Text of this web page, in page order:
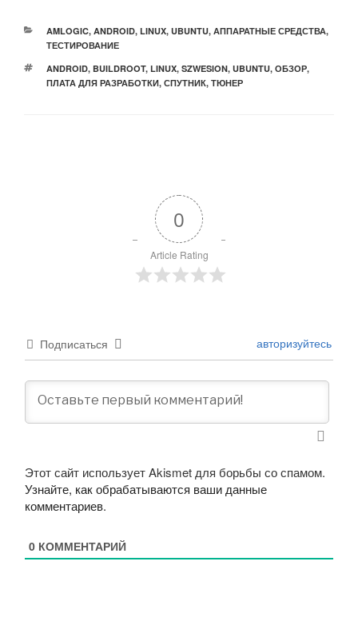
РУБРИКИ
AMLOGIC, ANDROID, LINUX, UBUNTU, АППАРАТНЫЕ СРЕДСТВА,
ТЕСТИРОВАНИЕ
МЕТКИ
ANDROID, BUILDROOT, LINUX, SZWESION, UBUNTU, ОБЗОР,
ПЛАТА ДЛЯ РАЗРАБОТКИ, СПУТНИК, ТЮНЕР
0
Article Rating
Подписаться авторизуйтесь
Этот сайт использует Akismet для борьбы со спамом.
Узнайте, как обрабатываются ваши данные
комментариев.
0 КОММЕНТАРИЙ